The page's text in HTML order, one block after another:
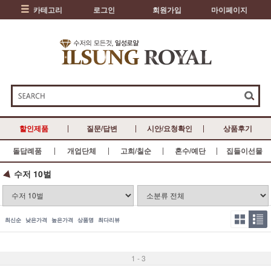
카테고리 로그인 회원가입 마이페이지
할인제품 질문/답변 시안/요청확인 상품후기
돌답례품 개업단체 고희/칠순 혼수/예단 집들이선물
수저 10벌
최신순 낮은가격 높은가격 상품명 최다리뷰
1 - 3